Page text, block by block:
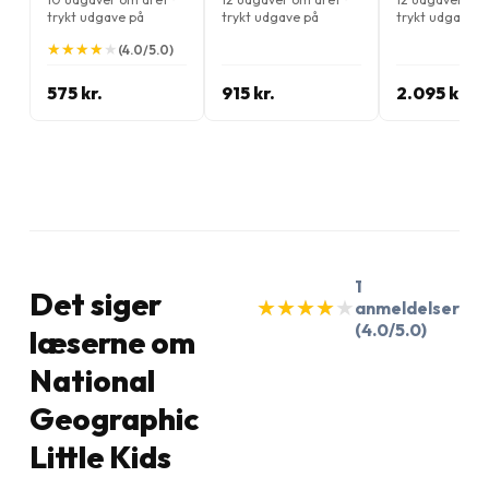
trykt udgave på
★
★★
★★
★★
★★
★ (4.0/5.0)
575 kr.
trykt udgave på
915 kr.
trykt udgave
2.095 kr.
Det siger
læserne om
National
Geographic
Little Kids
★
★★
★★
★★
★★
★
1
anmeldelser
(4.0/5.0)